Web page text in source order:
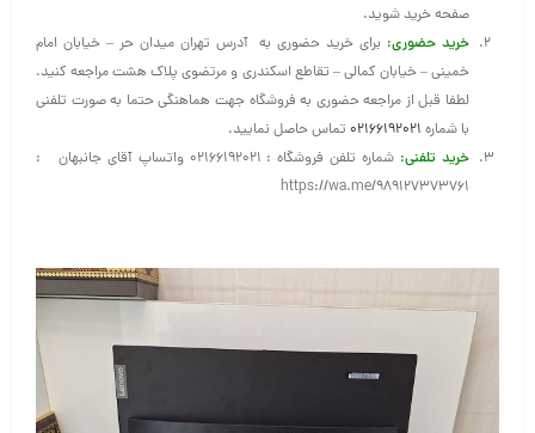
صفحه خرید شوید.
خرید حضوری: برای خرید حضوری به آدرس تهران میدان حر – خیابان امام
خمینی – خیابان کمالی – تقاطع اسکندری و مرتضوی پلاک هشت مراجعه کنید.
لطفا قبل از مراجعه حضوری به فروشگاه جهت هماهنگی حتما به صورت تلفنی
با شماره ۰۲۱۶۶۱۹۲۰۲۱ تماس حاصل نمایید.
خرید تلفنی:
شماره تلفن فروشگاه : ۰۲۱۶۶۱۹۲۰۲۱ واتساپ آقای جانبهان :
https://wa.me/989127373761